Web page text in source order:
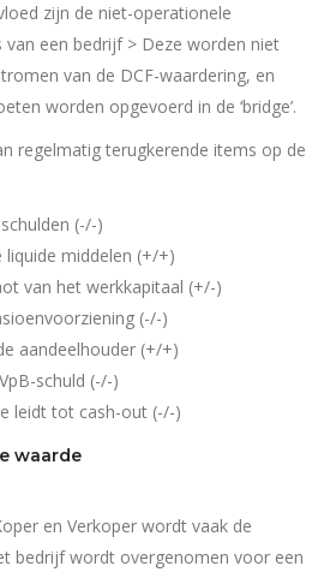
zijn de niet-operationele
van een bedrijf > Deze worden niet
van de DCF-waardering, en
worden opgevoerd in de ‘bridge’.
regelmatig terugkerende items op de
(-/-)
liquide middelen (+/+)
van het werkkapitaal (+/-)
(-/-)
aandeelhouder (+/+)
schuld (-/-)
leidt tot cash-out (-/-)
waarde
en Verkoper wordt vaak de
bedrijf wordt overgenomen voor een